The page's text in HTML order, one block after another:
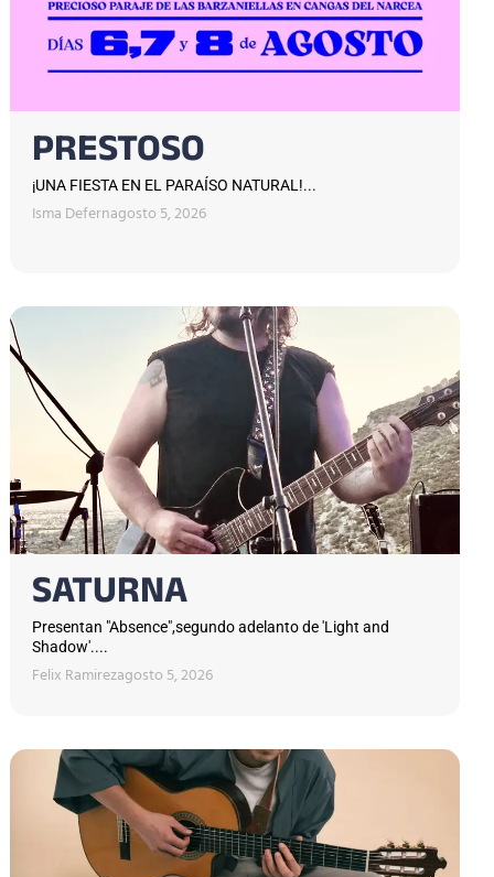
PRESTOSO
¡UNA FIESTA EN EL PARAÍSO NATURAL!...
Isma Defernagosto 5, 2026
SATURNA
Presentan "Absence",segundo adelanto de 'Light and
Shadow'....
Felix Ramirezagosto 5, 2026